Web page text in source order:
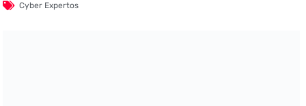
Cyber Expertos